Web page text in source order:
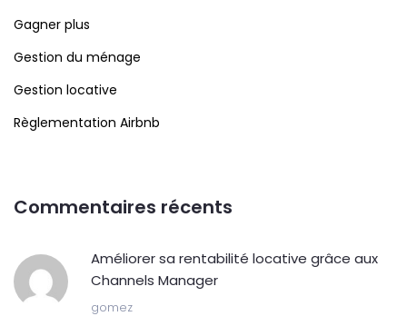
Gagner plus
Gestion du ménage
Gestion locative
Règlementation Airbnb
Commentaires récents
Améliorer sa rentabilité locative grâce aux
Channels Manager
gomez